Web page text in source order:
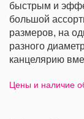
быстрым и
большой
размеров, на
разного
канцелярию
Цены и наличие